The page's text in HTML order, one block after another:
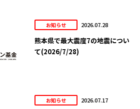
お知らせ 2026.07.28
熊本県で最大震度7の地震につい
て(2026/7/28)
お知らせ 2026.07.17